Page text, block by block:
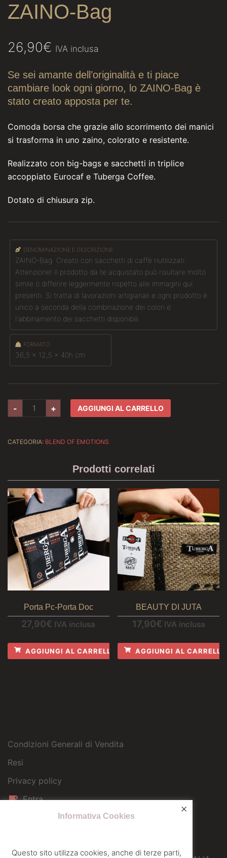
ZAINO-Bag
26,90€ IVA inclusa
Se sei amante dell’originalità e ti piace
cambiare look ogni giorno, lo ZAINO-Bag è
stato creato apposta per te.
Comoda borsa che grazie allo scorrimento dei manici
si trasforma in uno zaino, colorato e resistente.
Realizzato con big-bags e sacchetti in triplice
accoppiato Eurocaf e Tuberga Coffee.
Dotato di chiusura zip.
DENOMINAZIONE E DESCRIZIONE
ZAINO-Bag. Creato con sacchetti di caffè riutilizzati.
Attenzione! Il prodotto da te acquistato può risultare molto
simile o differire leggermente rispetto alle immagini qui
presenti. Si tratta di lavorazioni artigianali e ogni prodotto è
unico a seconda della combinazione dei colori e
l'abbinamento dei sacchetti disponibili.
FORMATO
36,5 x 12,5 x 40h cm
-
ZAINO-
Bag
quantità
+ AGGIUNGI AL CARRELLO
CATEGORIA: BLEND OF EMOTIONS
Prodotti correlati
Porta Pc-Porta Doc
27,90€ IVA inclusa
AGGIUNGI AL CARRELLO
BEAUTY DI JUTA
17,90€ IVA inclusa
AGGIUNGI AL CARRELLO
Condizioni Generali di Vendita
Resi
Privacy policy
Entra
Informativa Cookies
×
Questo sito utilizza cookies, anche di terze parti,